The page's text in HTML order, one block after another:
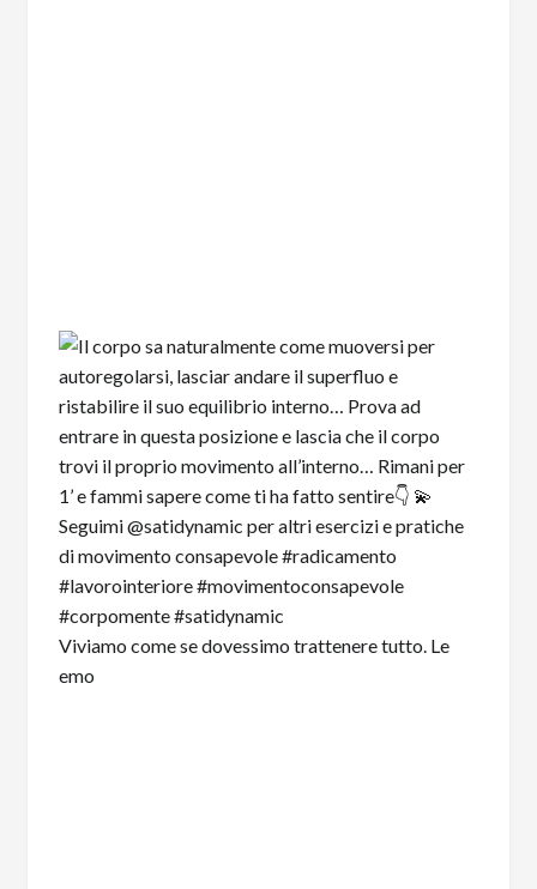
Viviamo come se dovessimo trattenere tutto. Le
emo